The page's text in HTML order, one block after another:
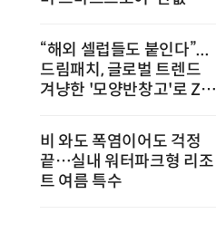
“해외 셀럽들도 붙인다”...
드림패치, 글로벌 트렌드
겨냥한 '모양반창고'로 Z세
비 와도 폭염이어도 걱정
끝…실내 워터파크형 리조
트 여름 특수